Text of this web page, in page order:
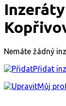
Nemáte žádný
Přidat
Můj